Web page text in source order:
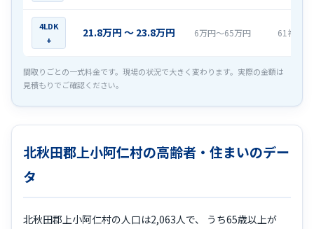
4LDK
+
21.8万円 〜 23.8万円 6万円〜65万円 61社
間取りごとの一式料金です。現場の状況で大きく変わります。実際の金額は
見積もりでご確認ください。
北秋田郡上小阿仁村の高齢者・住まいのデー
タ
北秋田郡上小阿仁村の人口は2,063人で、 うち65歳以上が